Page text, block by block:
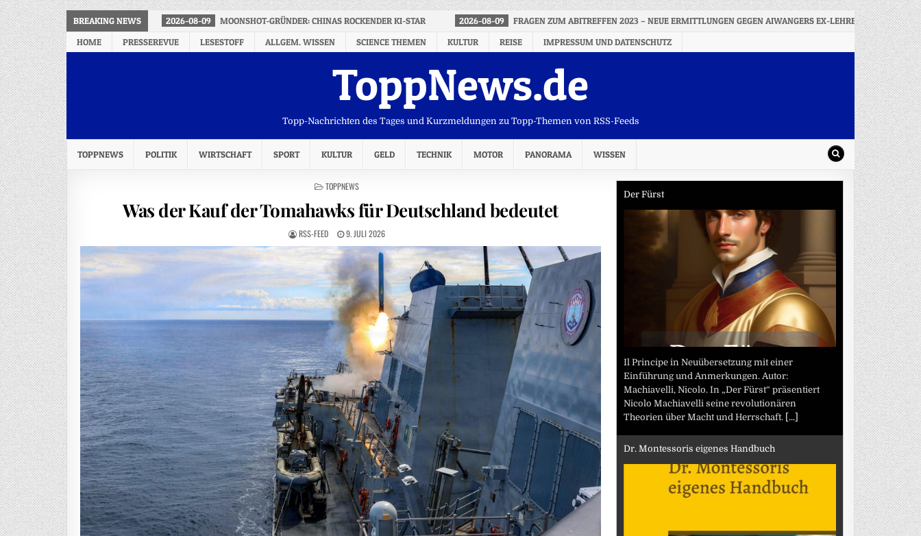
BREAKING NEWS 2026-08-09 MOONSHOT-GRÜNDER: CHINAS ROCKENDER KI-STAR 2026-08-09 FRAGEN ZUM ABITREFFEN 2023 – NEUE ERMITTLUNGEN GEGEN AIWANGERS EX-LEHRER
2026-
HOME
PRESSEREVUE LESESTOFF ALLGEM. WISSEN SCIENCE THEMEN KULTUR REISE IMPRESSUM UND DATENSCHUTZ
ToppNews.de
Topp-Nachrichten des Tages und Kurzmeldungen zu Topp-Themen von RSS-Feeds
TOPPNEWS POLITIK WIRTSCHAFT SPORT KULTUR GELD TECHNIK MOTOR PANORAMA WISSEN
POSTED
TOPPNEWS
Was der Kauf der Tomahawks für Deutschland bedeutet
RSS-FEED 9. JULI 2026
Der Fürst
Il Principe in Neuübersetzung mit einer
Einführung und Anmerkungen. Autor:
Machiavelli, Nicolo. In „Der Fürst“ präsentiert
Nicolo Machiavelli seine revolutionären
Theorien über Macht und Herrschaft. [...]
Dr. Montessoris eigenes Handbuch